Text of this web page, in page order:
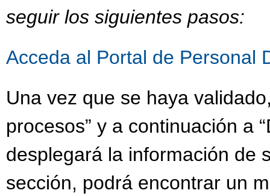
seguir los siguientes pasos:
Acceda al Portal de Personal
Una vez que se haya
procesos” y a continuación a
desplegará la información de
sección, podrá encontrar un